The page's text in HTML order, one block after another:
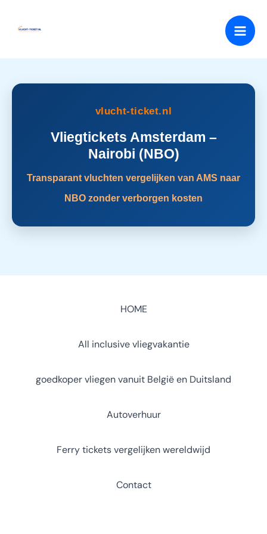
naar
vlucht-ticket.nl
Vliegtickets Amsterdam –
Nairobi (NBO)
Transparant vluchten vergelijken van AMS naar
NBO zonder verborgen kosten
HOME
All inclusive vliegvakantie
goedkoper vliegen vanuit België en Duitsland
Autoverhuur
Ferry tickets vergelijken wereldwijd
Contact